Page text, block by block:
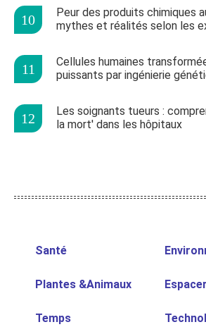
Peur des produits chimiques
mythes et réalités selon les
Cellules humaines
puissants par ingénierie
Les soignants tueurs :
la mort' dans les hôpitaux
Santé
Plantes &Animaux Espacer
Temps